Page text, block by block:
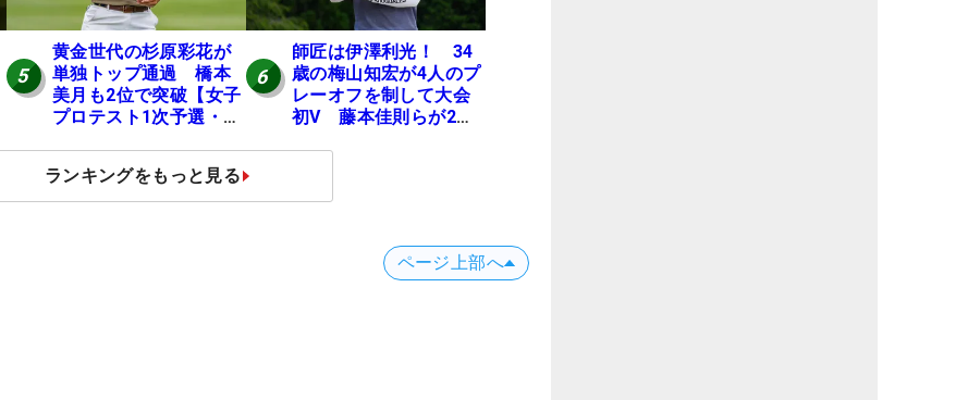
5
黄金世代の杉原彩花が
単独トップ通過 橋本
美月も2位で突破【女子
プロテスト1次予選・E
6
師匠は伊澤利光！ 34
歳の梅山知宏が4人のプ
レーオフを制して大会
初V 藤本佳則らが2位
ランキングをもっと見る
ページ上部へ